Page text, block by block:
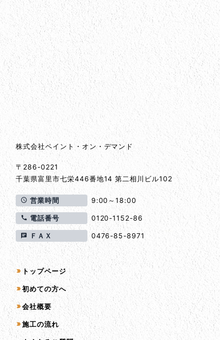
会社情報とサイトマップ
会社情報
株式会社ペイント・オン・デマンド
〒286-0221
千葉県富里市七栄446番地14 第二相川ビル102
営業時間 9:00～18:00
電話番号 0120-1152-86
ＦＡＸ 0476-85-8971
サイトマップ
トップページ
初めての方へ
会社概要
施工の流れ